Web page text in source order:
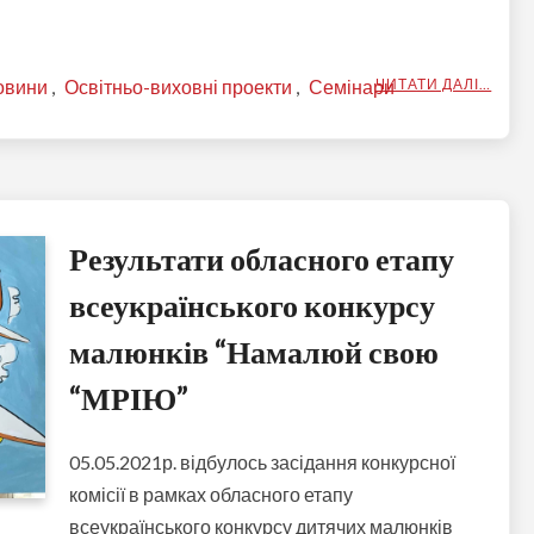
ЧИТАТИ ДАЛІ…
, Освітньо-виховні проекти , Семінари
Результати обласного етапу
всеукраїнського конкурсу
малюнків “Намалюй свою
“МРІЮ”
05.05.2021р. відбулось засідання конкурсної
комісії в рамках обласного етапу
всеукраїнського конкурсу дитячих малюнків